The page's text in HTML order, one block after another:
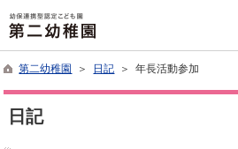
第二幼稚園 ＞ 日記 ＞ 年長活動参加
日記